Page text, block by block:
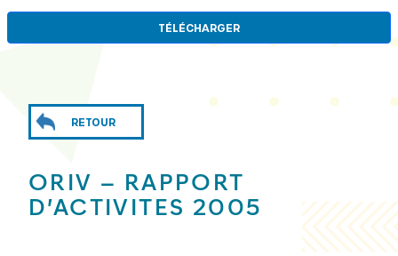
TÉLÉCHARGER
RETOUR
ORIV – RAPPORT
D’ACTIVITES 2005